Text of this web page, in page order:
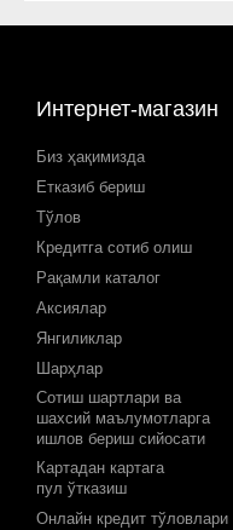
Интернет-магазин
Биз ҳақимизда
Етказиб бериш
Тўлов
Кредитга сотиб олиш
Рақамли каталог
Аксиялар
Янгиликлар
Шарҳлар
Сотиш шартлари ва
шахсий маълумотларга
ишлов бериш сийосати
Картадан картага
пул ўтказиш
Онлайн кредит тўловлари